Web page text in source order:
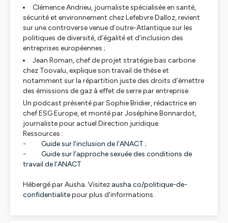
Clémence Andrieu, journaliste spécialisée en santé,
sécurité et environnement chez Lefebvre Dalloz, revient
sur une controverse venue d’outre-Atlantique sur les
politiques de diversité, d’égalité et d’inclusion des
entreprises européennes ;
Jean Roman, chef de projet stratégie bas carbone
chez Toovalu, explique son travail de thèse et
notamment sur la répartition juste des droits d’émettre
des émissions de gaz à effet de serre par entreprise.
Un podcast présenté par Sophie Bridier, rédactrice en
chef ESG Europe, et monté par Joséphine Bonnardot,
journaliste pour actuel Direction juridique.
Ressources :
- Guide sur l’inclusion de l’ANACT ;
- Guide sur l’approche sexuée des conditions de
travail de l’ANACT
Hébergé par Ausha. Visitez ausha.co/politique-de-
confidentialitepour plus d'informations.